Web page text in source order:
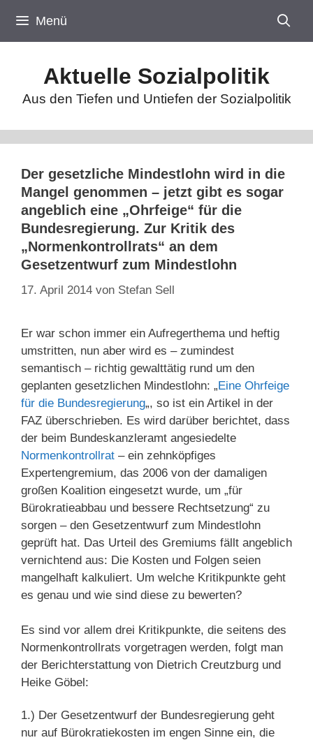
Inhalt
springen
Menü
Aktuelle Sozialpolitik
Aus den Tiefen und Untiefen der Sozialpolitik
Der gesetzliche Mindestlohn wird in die
Mangel genommen – jetzt gibt es sogar
angeblich eine „Ohrfeige“ für die
Bundesregierung. Zur Kritik des
„Normenkontrollrats“ an dem
Gesetzentwurf zum Mindestlohn
17. April 2014 von Stefan Sell
Er war schon immer ein Aufregerthema und heftig
umstritten, nun aber wird es – zumindest
semantisch – richtig gewalttätig rund um den
geplanten gesetzlichen Mindestlohn: „Eine Ohrfeige
für die Bundesregierung„, so ist ein Artikel in der
FAZ überschrieben. Es wird darüber berichtet, dass
der beim Bundeskanzleramt angesiedelte
Normenkontrollrat – ein zehnköpfiges
Expertengremium, das 2006 von der damaligen
großen Koalition eingesetzt wurde, um „für
Bürokratieabbau und bessere Rechtsetzung“ zu
sorgen – den Gesetzentwurf zum Mindestlohn
geprüft hat. Das Urteil des Gremiums fällt angeblich
vernichtend aus: Die Kosten und Folgen seien
mangelhaft kalkuliert. Um welche Kritikpunkte geht
es genau und wie sind diese zu bewerten?
Es sind vor allem drei Kritikpunkte, die seitens des
Normenkontrollrats vorgetragen werden, folgt man
der Berichterstattung von Dietrich Creutzburg und
Heike Göbel:
1.) Der Gesetzentwurf der Bundesregierung geht
nur auf Bürokratiekosten im engen Sinne ein, die